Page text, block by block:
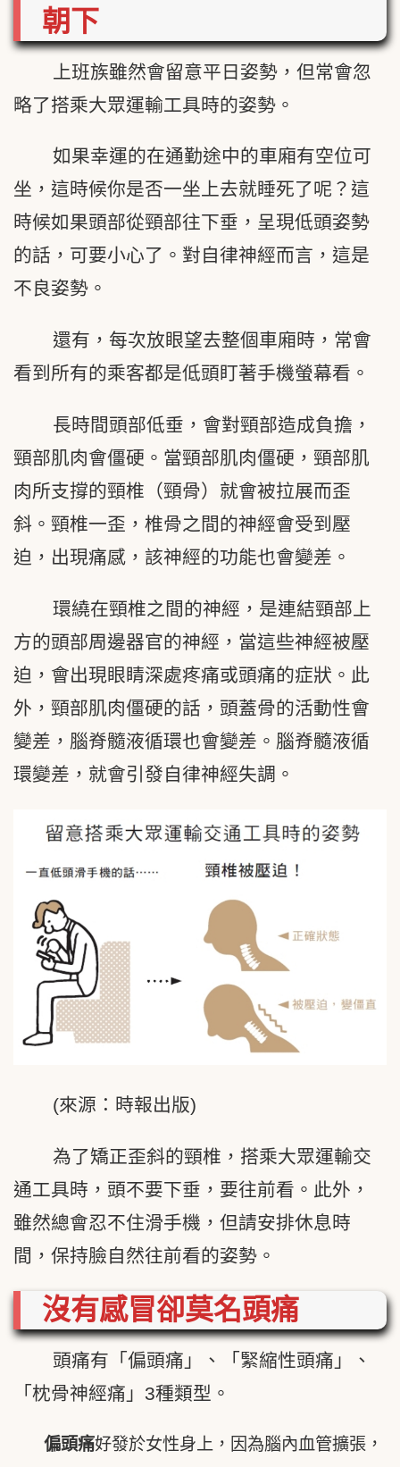
朝下
上班族雖然會留意平日姿勢，但常會忽
略了搭乘大眾運輸工具時的姿勢。
如果幸運的在通勤途中的車廂有空位可
坐，這時候你是否一坐上去就睡死了呢？這
時候如果頭部從頸部往下垂，呈現低頭姿勢
的話，可要小心了。對自律神經而言，這是
不良姿勢。
還有，每次放眼望去整個車廂時，常會
看到所有的乘客都是低頭盯著手機螢幕看。
長時間頭部低垂，會對頸部造成負擔，
頸部肌肉會僵硬。當頸部肌肉僵硬，頸部肌
肉所支撐的頸椎（頸骨）就會被拉展而歪
斜。頸椎一歪，椎骨之間的神經會受到壓
迫，出現痛感，該神經的功能也會變差。
環繞在頸椎之間的神經，是連結頸部上
方的頭部周邊器官的神經，當這些神經被壓
迫，會出現眼睛深處疼痛或頭痛的症狀。此
外，頸部肌肉僵硬的話，頭蓋骨的活動性會
變差，腦脊髓液循環也會變差。腦脊髓液循
環變差，就會引發自律神經失調。
(來源：時報出版)
為了矯正歪斜的頸椎，搭乘大眾運輸交
通工具時，頭不要下垂，要往前看。此外，
雖然總會忍不住滑手機，但請安排休息時
間，保持臉自然往前看的姿勢。
沒有感冒卻莫名頭痛
頭痛有「偏頭痛」、「緊縮性頭痛」、
「枕骨神經痛」3種類型。
偏頭痛好發於女性身上，因為腦內血管擴張，